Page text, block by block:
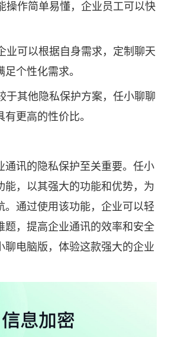
操作简单易懂，企业员工可以快
业可以根据自身需求，定制聊天
个性化需求。
于其他隐私保护方案，任小聊聊
更高的性价比。
通讯的隐私保护至关重要。任小
能，以其强大的功能和优势，为
。通过使用该功能，企业可以轻
题，提高企业通讯的效率和安全
聊电脑版，体验这款强大的企业